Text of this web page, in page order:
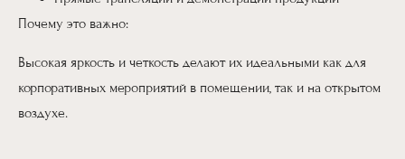
Почему это важно:
Высокая яркость и четкость делают их идеальными как для
корпоративных мероприятий в помещении, так и на открытом
воздухе.